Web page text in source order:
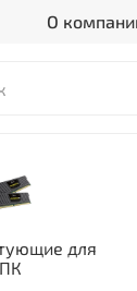
О
для
ПК